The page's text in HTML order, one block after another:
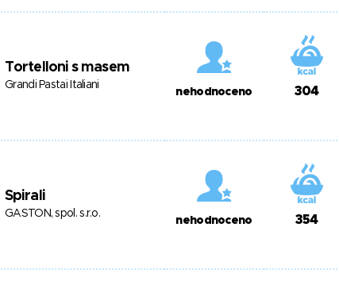
Tortelloni s masem
Grandi Pastai Italiani
nehodnoceno 304
Spirali
GASTON, spol. s.r.o.
nehodnoceno 354